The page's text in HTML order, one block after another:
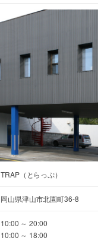
TRAP（とらっぷ）
岡山県津山市北園町36-8
10:00 ～ 20:00
10:00 ～ 18:00